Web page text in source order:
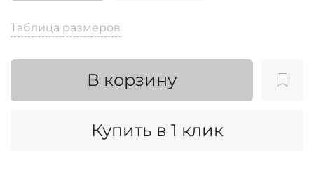
Таблица размеров
В корзину
Купить в 1 клик